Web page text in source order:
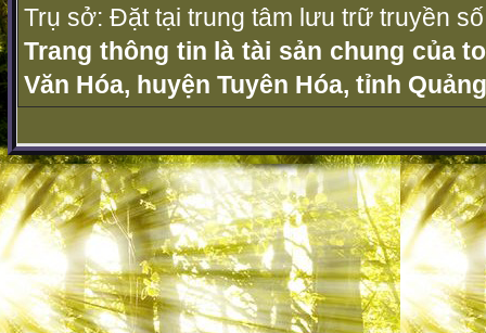
Trụ sở: Đặt tại trung tâm lưu trữ truyền
Trang thông tin là tài sản chung của
Văn Hóa, huyện Tuyên Hóa, tỉnh